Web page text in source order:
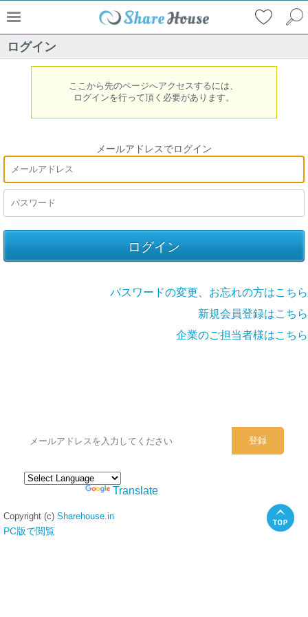
ログイン
ここから先のページへアクセスするには、
ログインを行って頂く必要があります。
メールアドレスでログイン
パスワードの変更、お忘れの方はこちら
新規会員登録はこちら
企業のご担当者様はこちら
Translate
Copyright (c) Sharehouse.in
PC版で閲覧